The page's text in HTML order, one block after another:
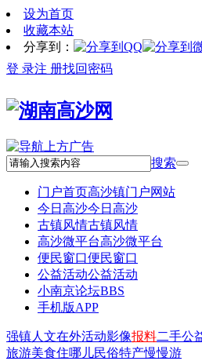
设为首页
收藏本站
分享到：
登 录注 册找回密码
搜索
门户首页高沙镇门户网站
今日高沙今日高沙
古镇风情古镇风情
高沙微平台高沙微平台
便民窗口便民窗口
公益活动公益活动
小南京论坛BBS
手机版APP
强镇人文在外活动影像报料二手公
旅游美食住哪儿民俗特产慢慢游